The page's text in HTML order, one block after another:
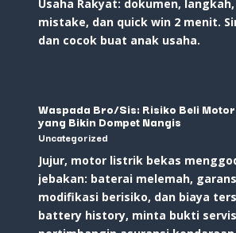
Usaha Rakyat: dokumen,
mistake, dan quick win 2 menit.
dan cocok buat anak usaha.
Waspada Bro/Sis: Risiko Beli
yang Bikin Dompet Nangis
Uncategorized
Jujur, motor listrik bekas
jebakan: baterai melemah,
modifikasi berisiko, dan biaya
battery history, minta bukti